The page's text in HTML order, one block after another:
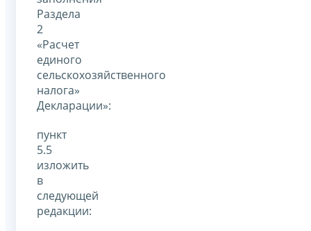
Раздела
2
«Расчет
единого
сельскохозяйственного
налога»
Декларации»:
пункт
5.5
изложить
в
следующей
редакции: